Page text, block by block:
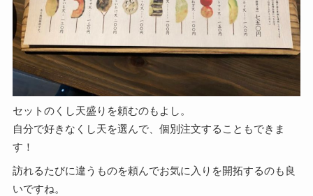
セットのくし天盛りを頼むのもよし。
自分で好きなくし天を選んで、個別注文することもできま
す！
訪れるたびに違うものを頼んでお気に入りを開拓するのも良
いですね。